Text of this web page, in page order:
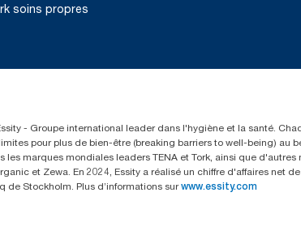
soins propres
- Groupe international leader dans l'hygiène et la santé.
pour plus de bien-être (breaking barriers to well-being)
les marques mondiales leaders TENA et Tork, ainsi que
et Zewa. En 2024, Essity a réalisé un chiffre d'affaires
de Stockholm. Plus d’informations sur www.essity.com